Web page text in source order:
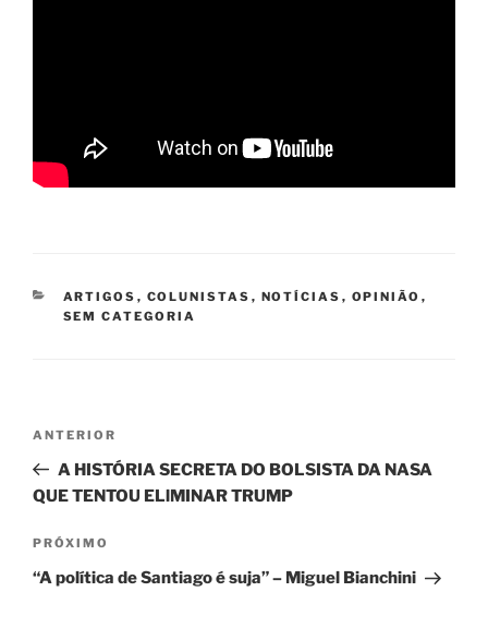
CATEGORIAS
ARTIGOS , COLUNISTAS , NOTÍCIAS , OPINIÃO ,
SEM CATEGORIA
Post
Post
anterior
ANTERIOR
A HISTÓRIA SECRETA DO BOLSISTA DA NASA
QUE TENTOU ELlMINAR TRUMP
Próximo
post
PRÓXIMO
“A política de Santiago é suja” – Miguel Bianchini